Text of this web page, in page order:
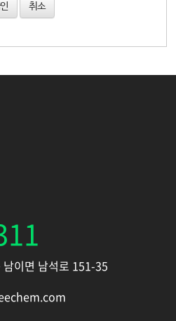
취소
이면 남석로 151-35